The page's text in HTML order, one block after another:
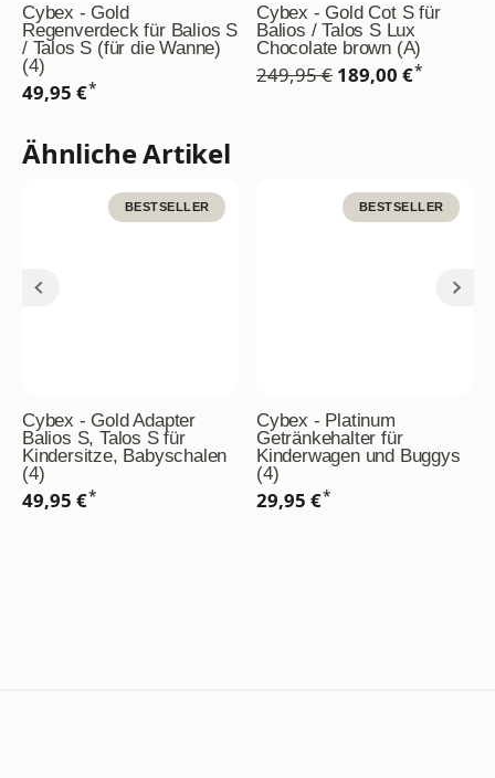
Cybex - Gold
Regenverdeck für Balios S
/ Talos S (für die Wanne)
(4)
49,95 €*
Cybex - Gold Cot S für
Balios / Talos S Lux
Chocolate brown (A)
249,95 € 189,00 €*
Ähnliche Artikel
BESTSELLER
Cybex - Gold Adapter
Balios S, Talos S für
Kindersitze, Babyschalen
(4)
49,95 €*
BESTSELLER
Cybex - Platinum
Getränkehalter für
Kinderwagen und Buggys
(4)
29,95 €*